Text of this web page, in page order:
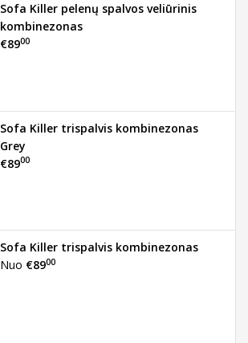
Sofa Killer pelenų spalvos veliūrinis
kombinezonas
€8900
Sofa Killer trispalvis kombinezonas
Grey
€8900
Sofa Killer trispalvis kombinezonas
Nuo €8900